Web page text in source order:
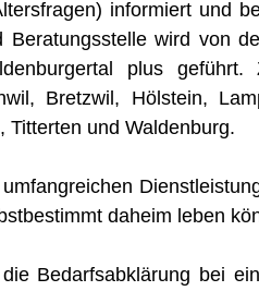
informiert und
wird von
plus geführt.
Bretzwil, Hölstein,
und Waldenburg.
daheim leben
Bedarfsabklärung bei